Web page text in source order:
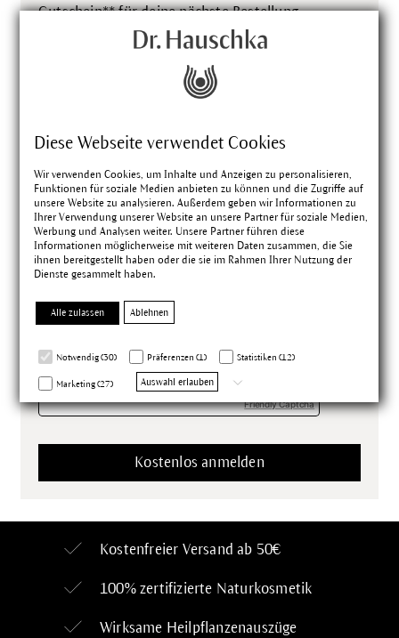
Diese Webseite verwendet Cookies
Wir verwenden Cookies, um Inhalte und Anzeigen zu personalisieren,
Funktionen für soziale Medien anbieten zu können und die Zugriffe auf
unsere Website zu analysieren. Außerdem geben wir Informationen zu
Ihrer Verwendung unserer Website an unsere Partner für soziale Medien,
Werbung und Analysen weiter. Unsere Partner führen diese
Informationen möglicherweise mit weiteren Daten zusammen, die Sie
ihnen bereitgestellt haben oder die sie im Rahmen Ihrer Nutzung der
Dienste gesammelt haben.
Alle zulassen Ablehnen
Notwendig (30) Präferenzen (1) Statistiken (12)
Marketing (27) Auswahl erlauben
Gutschein** für deine nächste Bestellung.
**Gültig ab einem Einkaufswert von 50 €, je Kunde und
Kundin einmalig einlösbar.
Vorname
E-Mail Adresse*
Ich habe dieDatenschutzbestimmungen
an.
Friendly Captcha
Kostenfreier Versand ab 50€
100% zertifizierte Naturkosmetik
Wirksame Heilpflanzenauszüge